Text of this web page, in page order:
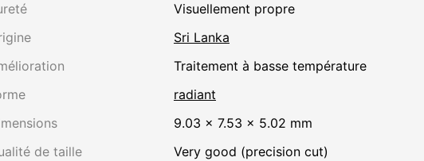
visuellement propre
Sri Lanka
traitement à basse température
radiant
9.03 × 7.53 × 5.02 mm
de taille
Very good (precision cut)